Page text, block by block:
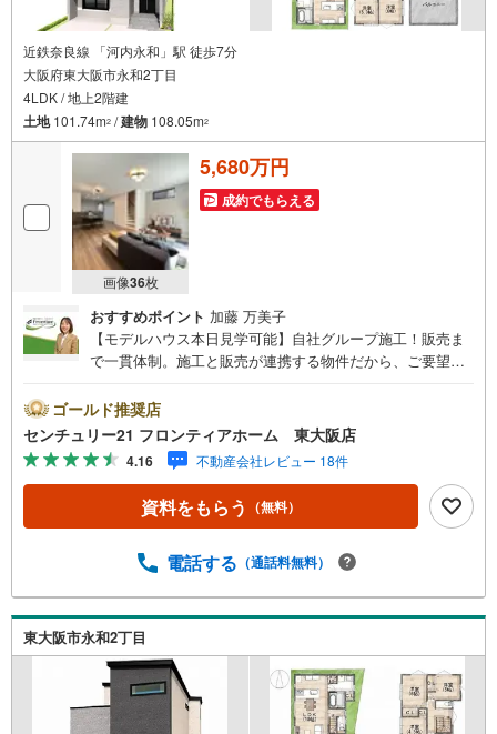
近鉄奈良線 「河内永和」駅 徒歩7分
大阪府東大阪市永和2丁目
4LDK / 地上2階建
土地101.74m2 /建物 108.05m2
画像36枚
5,680万円
成約でもらえる
おすすめポイント 加藤 万美子
【モデルハウス本日見学可能】自社グループ施工！販売ま
で一貫体制。施工と販売が連携する物件だから、ご要望に
ない家づくり。～自社ブランド物件:建売価格で「理想」を
諦めない住まい～■なぜ建売価格で「理想」が叶うのか？施
工から販売までグループ内で完結させることで中間コスト
を徹底カット。その分を「広さ」と「性能」に還元しまし
た。・諦めない「広さ」:33坪標準。一般的な建売より「6
畳1間分」広い設計を実現。■「お金の理想」も諦めない。
費や老後資金など将来の出費を数値化。一生涯の家計シミ
「最適な銀行は？」「今の年収で大丈夫？」といった疑問
から住宅ローンの最大活用まで、家計を守る具体的なプラ
ンをご提案。「自分らしい家」と「安心できる将来」。ど
ちらもフロンティアで叶えませんか？当日の現地見学・FP
相談も受付中です！
ゴールド推奨店
センチュリー21 フロンティアホーム 東大阪店
4.16 不動産会社レビュー 18件
資料をもらう （無料）
電話する （通話料無料）
東大阪市永和2丁目